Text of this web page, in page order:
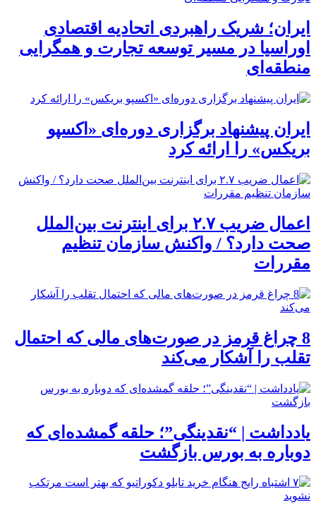
ایران؛ شریک راهبردی اتحادیه اقتصادی
اوراسیا در مسیر توسعه تجارت و همگرایی
منطقه‌ای
ایران پیشنهاد برگزاری دوره‌ای «اکسپو
بریکس» را ارائه کرد
اعمال ضریب ۲.۷ برای اینترنت بین‌الملل
صحت دارد؟ / واکنش سازمان تنظیم
مقررات
8 چراغ قرمز در صورت‌های مالی که احتمال
تقلب را آشکار می‌کند
یادداشت | “نقدینگی”؛ حلقه گمشده‌ای که
دوباره به بورس بازگشت